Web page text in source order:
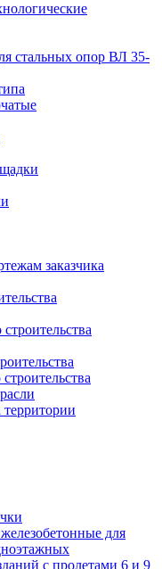
стальных опор ВЛ 35-
заказчика
для
с пролетами 6 и 9